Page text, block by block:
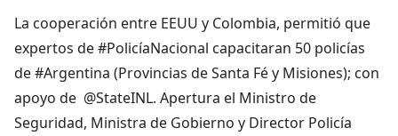
La cooperación entre EEUU y Colombia, permitió que
expertos de #PolicíaNacional capacitaran 50 policías
de #Argentina (Provincias de Santa Fé y Misiones); con
apoyo de @StateINL. Apertura el Ministro de
Seguridad, Ministra de Gobierno y Director Policía